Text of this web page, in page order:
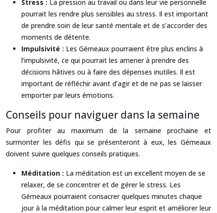
Stress : La pression au travail ou dans leur vie personnelle
pourrait les rendre plus sensibles au stress. Il est important
de prendre soin de leur santé mentale et de s’accorder des
moments de détente.
Impulsivité : Les Gémeaux pourraient être plus enclins à
l’impulsivité, ce qui pourrait les amener à prendre des
décisions hâtives ou à faire des dépenses inutiles. Il est
important de réfléchir avant d’agir et de ne pas se laisser
emporter par leurs émotions.
Conseils pour naviguer dans la semaine
Pour profiter au maximum de la semaine prochaine et
surmonter les défis qui se présenteront à eux, les Gémeaux
doivent suivre quelques conseils pratiques.
Méditation : La méditation est un excellent moyen de se
relaxer, de se concentrer et de gérer le stress. Les
Gémeaux pourraient consacrer quelques minutes chaque
jour à la méditation pour calmer leur esprit et améliorer leur